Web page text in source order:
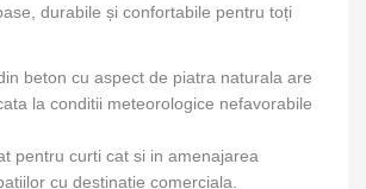
durabile și confortabile pentru toți
beton cu aspect de piatra naturala are
la conditii meteorologice nefavorabile
pentru curti cat si in amenajarea
cu destinatie comerciala.